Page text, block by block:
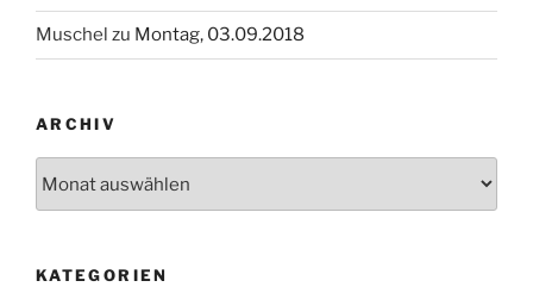
Muschel zu Montag, 03.09.2018
ARCHIV
KATEGORIEN